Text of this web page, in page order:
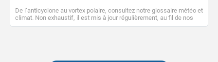
De l’anticyclone au vortex polaire, consultez notre glossaire météo et
climat. Non exhaustif, il est mis à jour régulièrement, au fil de nos
publications. Vous y trouverez également des liens utiles vers nos